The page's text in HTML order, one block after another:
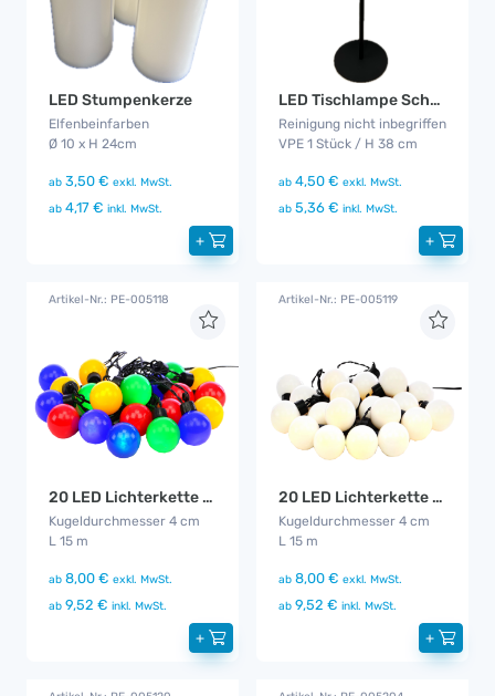
LED Stumpenkerze
Elfenbeinfarben
Ø 10 x H 24cm
ab 3,50 € exkl. MwSt.
ab 4,17 € inkl. MwSt.
+
LED Tischlampe Schwarz Akku
Reinigung nicht inbegriffen
VPE 1 Stück / H 38 cm
ab 4,50 € exkl. MwSt.
ab 5,36 € inkl. MwSt.
+
Artikel-Nr.: PE-005118
20 LED Lichterkette Bunt CS
Kugeldurchmesser 4 cm
L 15 m
ab 8,00 € exkl. MwSt.
ab 9,52 € inkl. MwSt.
+
Artikel-Nr.: PE-005119
20 LED Lichterkette warm - weiß
Kugeldurchmesser 4 cm
L 15 m
ab 8,00 € exkl. MwSt.
ab 9,52 € inkl. MwSt.
+